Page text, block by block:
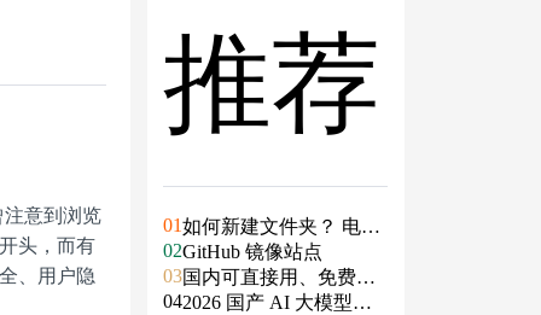
意到浏览
头，而有
、用户隐
推荐
01如何新建文件夹？ 电脑
新建文件夹的4种方法
02GitHub 镜像站点
03国内可直接用、免费额
度/永久免费的大模型AP
042026 国产 AI 大模型横